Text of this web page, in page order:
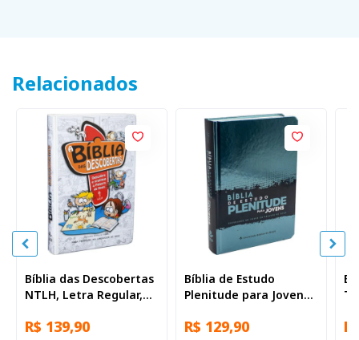
Relacionados
Bíblia das Descobertas
NTLH, Letra Regular,
Azul
R$ 139,90
Bíblia de Estudo
Plenitude para Jovens
com mapa, Capa Dura
R$ 129,90